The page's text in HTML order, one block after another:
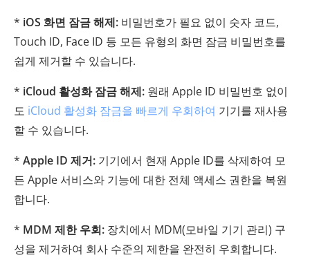
* iOS 화면 잠금 해제: 비밀번호가 필요 없이 숫자 코드,
Touch ID, Face ID 등 모든 유형의 화면 잠금 비밀번호를
쉽게 제거할 수 있습니다.
* iCloud 활성화 잠금 해제: 원래 Apple ID 비밀번호 없이
도 iCloud 활성화 잠금을 빠르게 우회하여 기기를 재사용
할 수 있습니다.
* Apple ID 제거: 기기에서 현재 Apple ID를 삭제하여 모
든 Apple 서비스와 기능에 대한 전체 액세스 권한을 복원
합니다.
* MDM 제한 우회: 장치에서 MDM(모바일 기기 관리) 구
성을 제거하여 회사 수준의 제한을 완전히 우회합니다.